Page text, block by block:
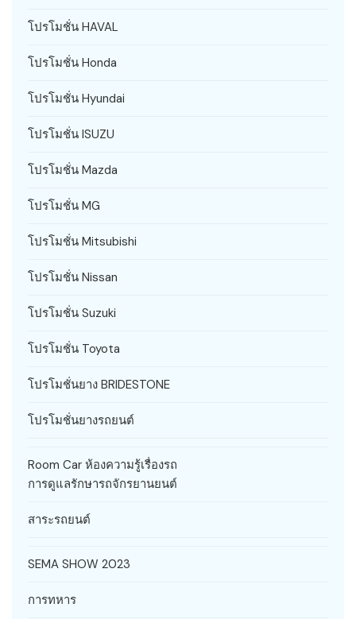
โปรโมชั่น HAVAL
โปรโมชั่น Honda
โปรโมชั่น Hyundai
โปรโมชั่น ISUZU
โปรโมชั่น Mazda
โปรโมชั่น MG
โปรโมชั่น Mitsubishi
โปรโมชั่น Nissan
โปรโมชั่น Suzuki
โปรโมชั่น Toyota
โปรโมชั่นยาง BRIDESTONE
โปรโมชั่นยางรถยนต์
Room Car ห้องความรู้เรื่องรถ
การดูแลรักษารถจักรยานยนต์
สาระรถยนต์
SEMA SHOW 2023
การทหาร